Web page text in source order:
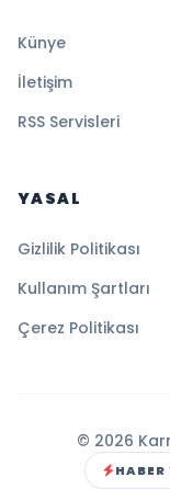
Künye
İletişim
RSS Servisleri
YASAL
Gizlilik Politikası
Kullanım Şartları
Çerez Politikası
© 2026